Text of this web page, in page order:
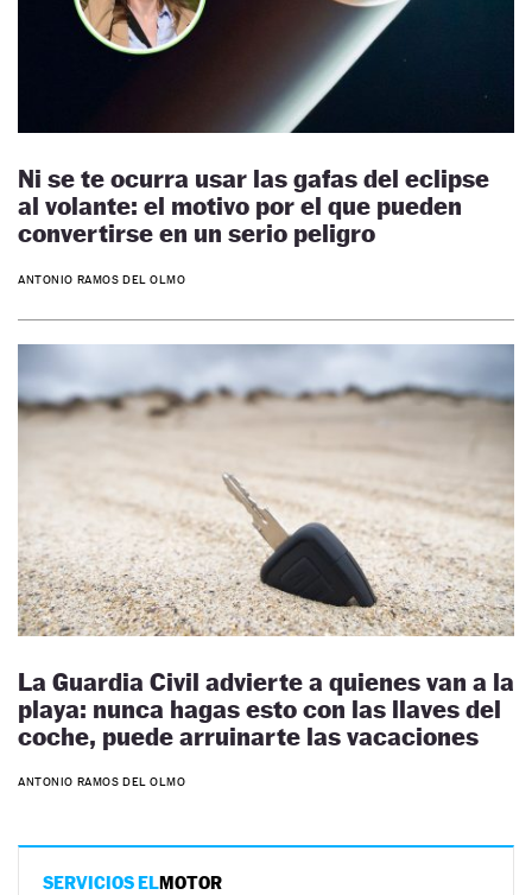
Ni se te ocurra usar las gafas del eclipse
al volante: el motivo por el que pueden
convertirse en un serio peligro
ANTONIO RAMOS DEL OLMO
La Guardia Civil advierte a quienes van a la
playa: nunca hagas esto con las llaves del
coche, puede arruinarte las vacaciones
ANTONIO RAMOS DEL OLMO
SERVICIOS ELMOTOR